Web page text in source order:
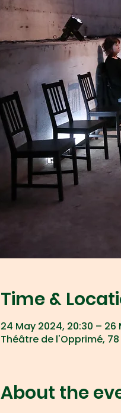
Time &
24 May 2024, 20:30 – 26
Théâtre de l'Opprimé, 78
About the